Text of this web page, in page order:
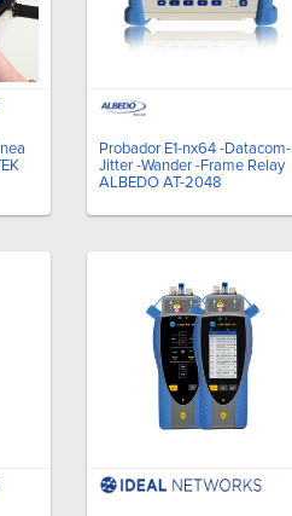
Probador E1-nx64 -Datacom-
Jitter -Wander -Frame Relay
ALBEDO AT-2048